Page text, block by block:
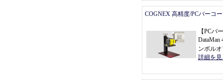
COGNEX 高精度/PCバーコ
【PCバ
DataMan
ンボル
詳細を